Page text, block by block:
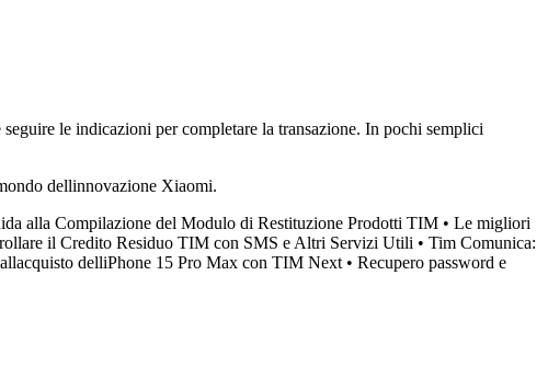
le indicazioni per completare la transazione. In pochi semplici
dellinnovazione Xiaomi.
alla Compilazione del Modulo di Restituzione Prodotti TIM • Le migliori
il Credito Residuo TIM con SMS e Altri Servizi Utili • Tim Comunica:
delliPhone 15 Pro Max con TIM Next • Recupero password e